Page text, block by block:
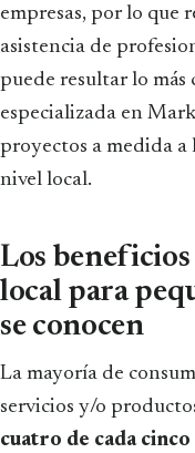
empresas, por lo que
asistencia de
puede resultar lo más
especializada en
proyectos a medida a
nivel local.
Los
local para
se conocen
La mayoría de
servicios y/o
cuatro de cada